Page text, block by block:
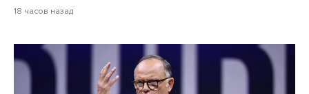
18 часов назад